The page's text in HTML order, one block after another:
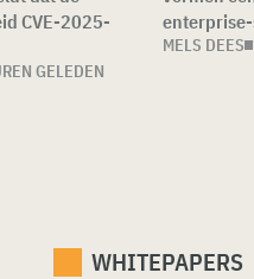
CVE-2025-
GELEDEN
MELS DEES
WHITEPAPERS